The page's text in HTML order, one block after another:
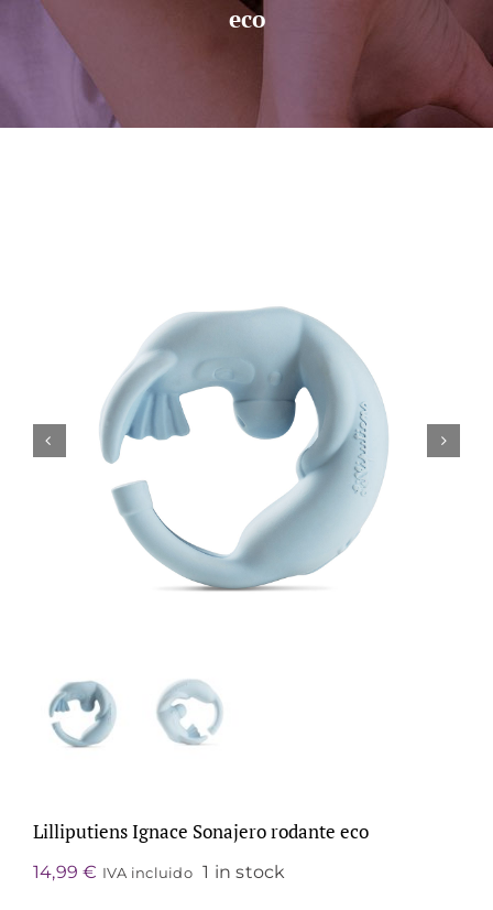
Sobre nosotros
eco
 
Lilliputiens Ignace Sonajero rodante eco
14,99€ IVA incluido 1 in stock